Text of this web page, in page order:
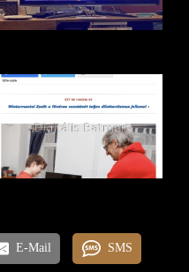
E-Mail SMS